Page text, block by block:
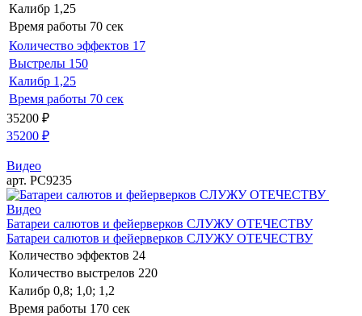
Калибр 1,25
Время работы 70 сек
Количество эффектов 17
Выстрелы 150
Калибр 1,25
Время работы 70 сек
35200 ₽
35200 ₽
Видео
арт. РС9235
Видео
Батареи салютов и фейерверков СЛУЖУ ОТЕЧЕСТВУ
Батареи салютов и фейерверков СЛУЖУ ОТЕЧЕСТВУ
Количество эффектов 24
Количество выстрелов 220
Калибр 0,8; 1,0; 1,2
Время работы 170 сек